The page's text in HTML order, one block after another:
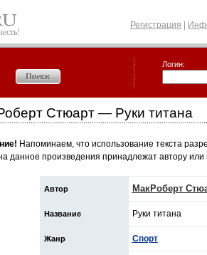
Регистрация
Логин:
Стюарт — Руки титана
Напоминаем, что использование текста
данное произведения принадлежат автору или
Автор МакРоберт
Название Руки титана
Жанр Спорт